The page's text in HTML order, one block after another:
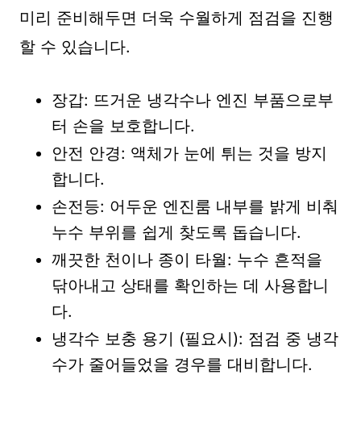
미리 준비해두면 더욱 수월하게 점검을 진행
할 수 있습니다.
장갑: 뜨거운 냉각수나 엔진 부품으로부
터 손을 보호합니다.
안전 안경: 액체가 눈에 튀는 것을 방지
합니다.
손전등: 어두운 엔진룸 내부를 밝게 비춰
누수 부위를 쉽게 찾도록 돕습니다.
깨끗한 천이나 종이 타월: 누수 흔적을
닦아내고 상태를 확인하는 데 사용합니
다.
냉각수 보충 용기 (필요시): 점검 중 냉각
수가 줄어들었을 경우를 대비합니다.